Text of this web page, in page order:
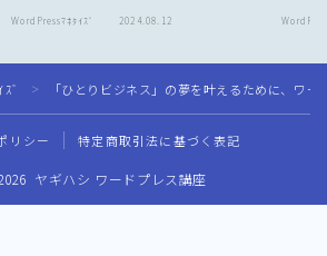
WordPressﾏﾈﾀｲｽﾞ 2024.08.12
ﾞ ＞ 「ひとりビジネス」の夢を叶えるために、ワ
リシー 特定商取引法に基づく表記
ヤギハシ ワードプレス講座